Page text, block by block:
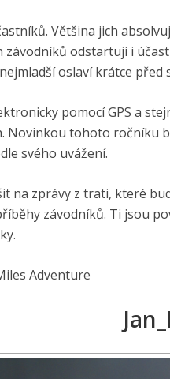
Většina jich
závodníků odstartují i
oslaví krátce před
pomocí GPS a
Novinkou tohoto ročníku
svého uvážení.
na zprávy z trati, které
závodníků. Ti jsou
Adventure